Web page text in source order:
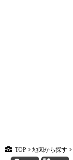
TOP 地図から探す